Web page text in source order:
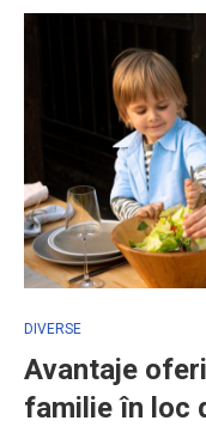
DIVERSE
Avantaje
familie în loc